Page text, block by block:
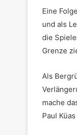
Eine
und als
die
Grenze
Als
mache
Paul